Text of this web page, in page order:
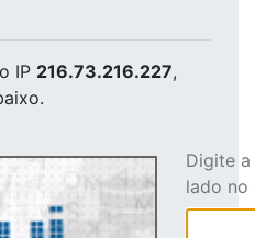
IP 216.73.216.227,
Digite
lado no